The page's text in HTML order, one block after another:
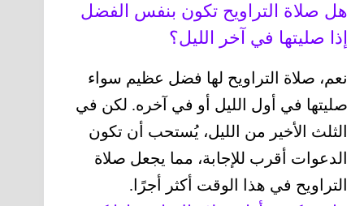
هل صلاة التراويح تكون بنفس الفضل
إذا صليتها في آخر الليل؟
نعم، صلاة التراويح لها فضل عظيم سواء
صليتها في أول الليل أو في آخره. لكن في
الثلث الأخير من الليل، يُستحب أن تكون
الدعوات أقرب للإجابة، مما يجعل صلاة
التراويح في هذا الوقت أكثر أجرًا.